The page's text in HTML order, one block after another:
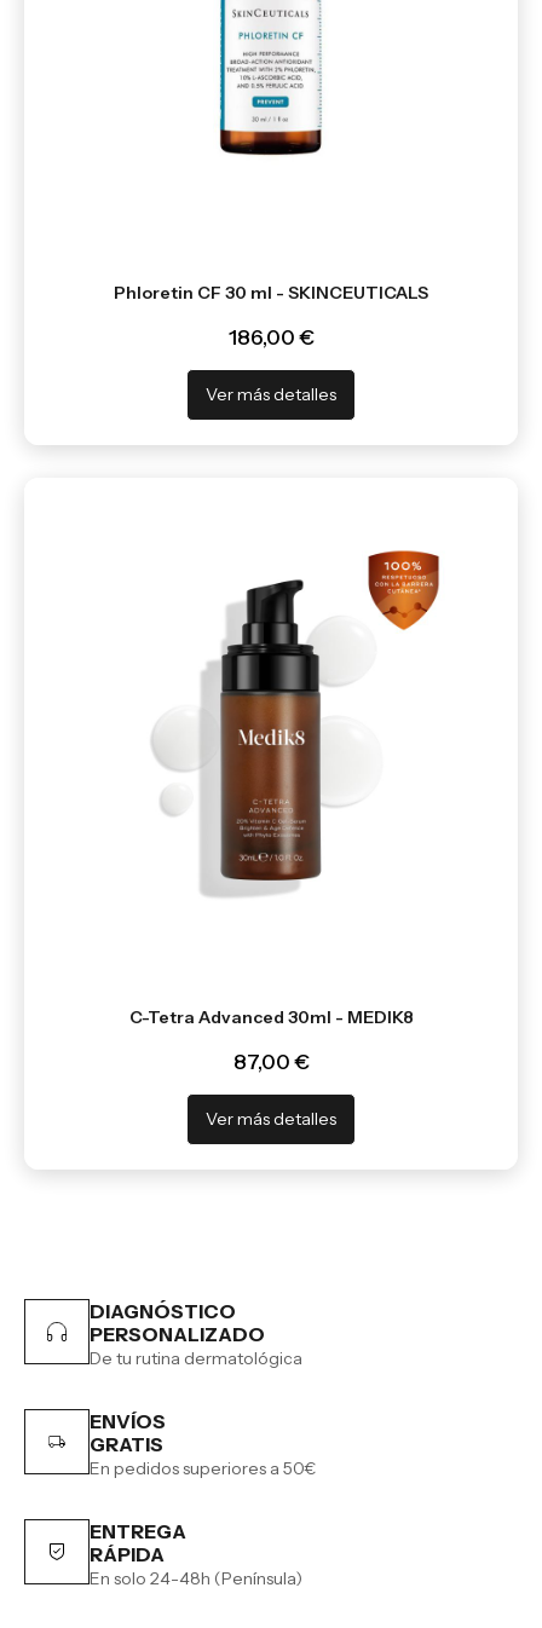
Phloretin CF 30 ml - SKINCEUTICALS
186,00 €
Ver más detalles
C-Tetra Advanced 30ml - MEDIK8
87,00 €
Ver más detalles
DIAGNÓSTICO
PERSONALIZADO
De tu rutina dermatológica
ENVÍOS
GRATIS
En pedidos superiores a 50€
ENTREGA
RÁPIDA
En solo 24-48h (Península)